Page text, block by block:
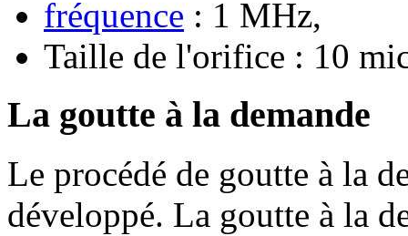
fréquence : 1 MHz,
Taille de l'orifice : 10
La goutte à la demande
Le procédé de goutte à la
développé. La goutte à la